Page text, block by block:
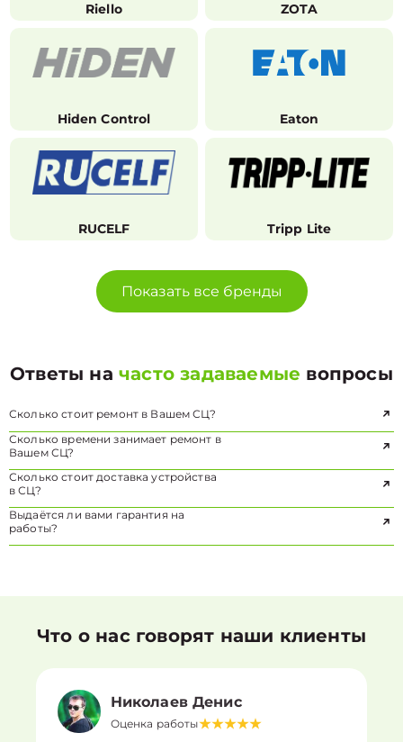
Riello ZOTA
Hiden Control Eaton
RUCELF Tripp Lite
Показать все бренды
Ответы начасто задаваемые вопросы
Сколько стоит ремонт в Вашем СЦ?
Сколько времени занимает ремонт в
Вашем СЦ?
Сколько стоит доставка устройства
в СЦ?
Выдаётся ли вами гарантия на
работы?
Что о нас говорят наши клиенты
Николаев Денис
Оценка работы